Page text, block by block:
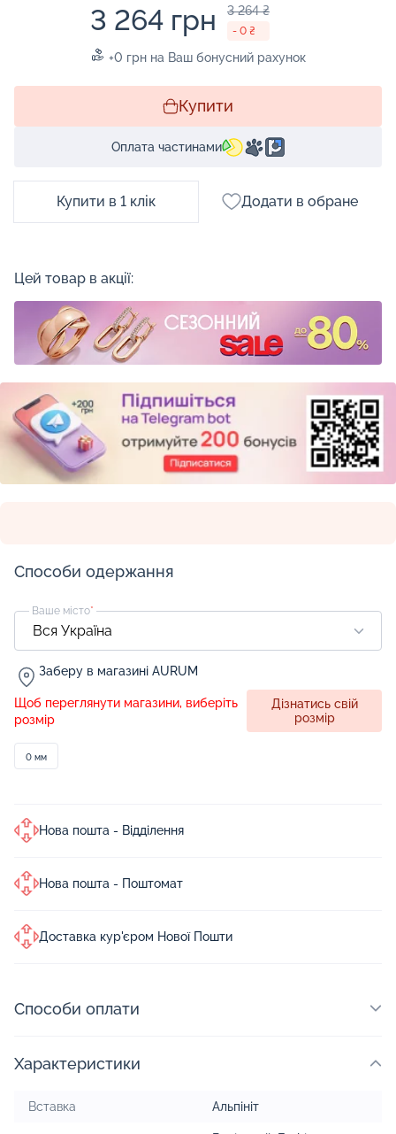
3 264 грн 3 264 ₴
- 0 ₴
+0 грн на Ваш бонусний рахунок
Купити
Оплата частинами
Купити в 1 клік Додати в обране
Цей товар в акції:
Способи одержання
Ваше місто*
Заберу в магазині AURUM
Щоб переглянути магазини, виберіть
розмір
Дізнатись свій
розмір
0 мм
Нова пошта - Відділення
Нова пошта - Поштомат
Доставка кур'єром Нової Пошти
Способи оплати
Характеристики
Вставка Альпініт